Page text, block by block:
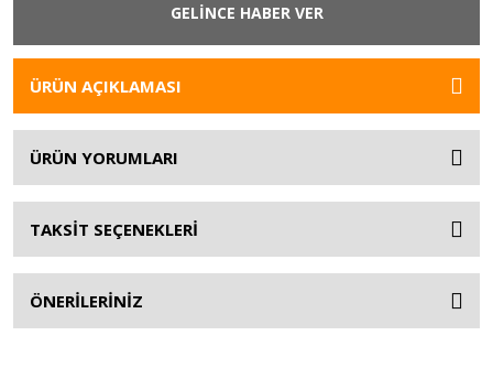
GELİNCE HABER VER
ÜRÜN AÇIKLAMASI
ÜRÜN YORUMLARI
TAKSİT SEÇENEKLERİ
ÖNERİLERİNİZ